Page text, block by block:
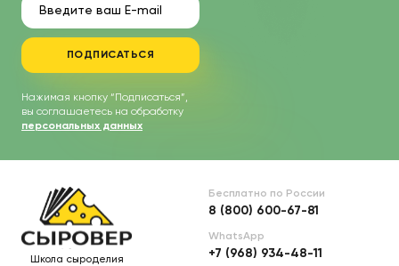
ПОДПИСАТЬСЯ
Нажимая кнопку “Подписаться”,
вы соглашаетесь на обработку
персональных данных
Школа сыроделия
Бесплатно по России
8 (800) 600-67-81
WhatsApp
+7 (968) 934-48-11